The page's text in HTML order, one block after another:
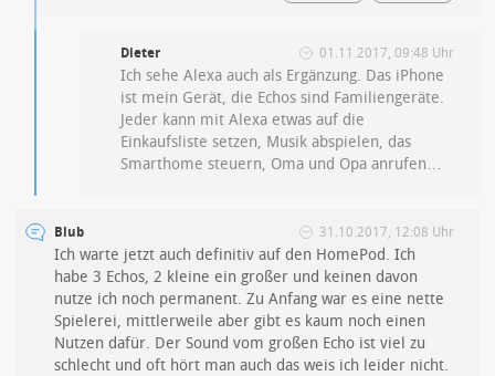
Dieter 01.11.2017, 09:48 Uhr
Ich sehe Alexa auch als Ergänzung. Das iPhone
ist mein Gerät, die Echos sind Familiengeräte.
Jeder kann mit Alexa etwas auf die
Einkaufsliste setzen, Musik abspielen, das
Smarthome steuern, Oma und Opa anrufen…
Blub 31.10.2017, 12:08 Uhr
Ich warte jetzt auch definitiv auf den HomePod. Ich
habe 3 Echos, 2 kleine ein großer und keinen davon
nutze ich noch permanent. Zu Anfang war es eine nette
Spielerei, mittlerweile aber gibt es kaum noch einen
Nutzen dafür. Der Sound vom großen Echo ist viel zu
schlecht und oft hört man auch das weis ich leider nicht.